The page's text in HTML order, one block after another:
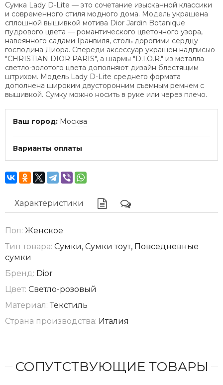
Сумка Lady D-Lite — это сочетание изысканной классики
и современного стиля модного дома. Модель украшена
сплошной вышивкой мотива Dior Jardin Botanique
пудрового цвета — романтического цветочного узора,
навеянного садами Гранвиля, столь дорогими сердцу
господина Диора. Спереди аксессуар украшен надписью
"CHRISTIAN DIOR PARIS", а шармы "D.I.O.R." из металла
светло-золотого цвета дополняют дизайн блестящим
штрихом. Модель Lady D-Lite среднего формата
дополнена широким двусторонним съемным ремнем с
вышивкой. Сумку можно носить в руке или через плечо.
Ваш город: Москва
Варианты оплаты
Характеристики
Пол: Женское
Тип товара: Сумки, Сумки тоут, Повседневные
сумки
Бренд: Dior
Цвет: Светло-розовый
Материал: Текстиль
Страна производства: Италия
СОПУТСТВУЮЩИЕ ТОВАРЫ